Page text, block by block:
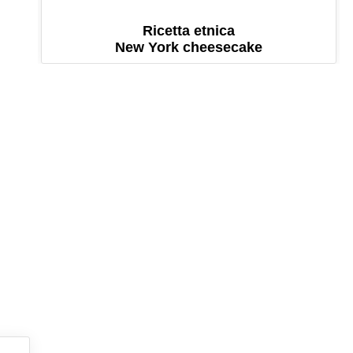
Ricetta etnica
New York cheesecake